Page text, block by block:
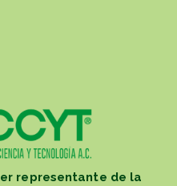
representante de la